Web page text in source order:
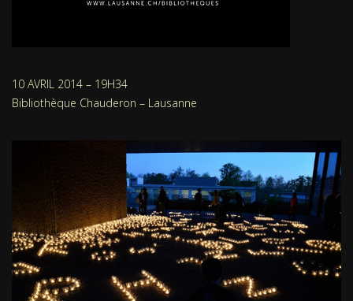
10 AVRIL 2014 – 19H34
Bibliothèque Chauderon – Lausanne